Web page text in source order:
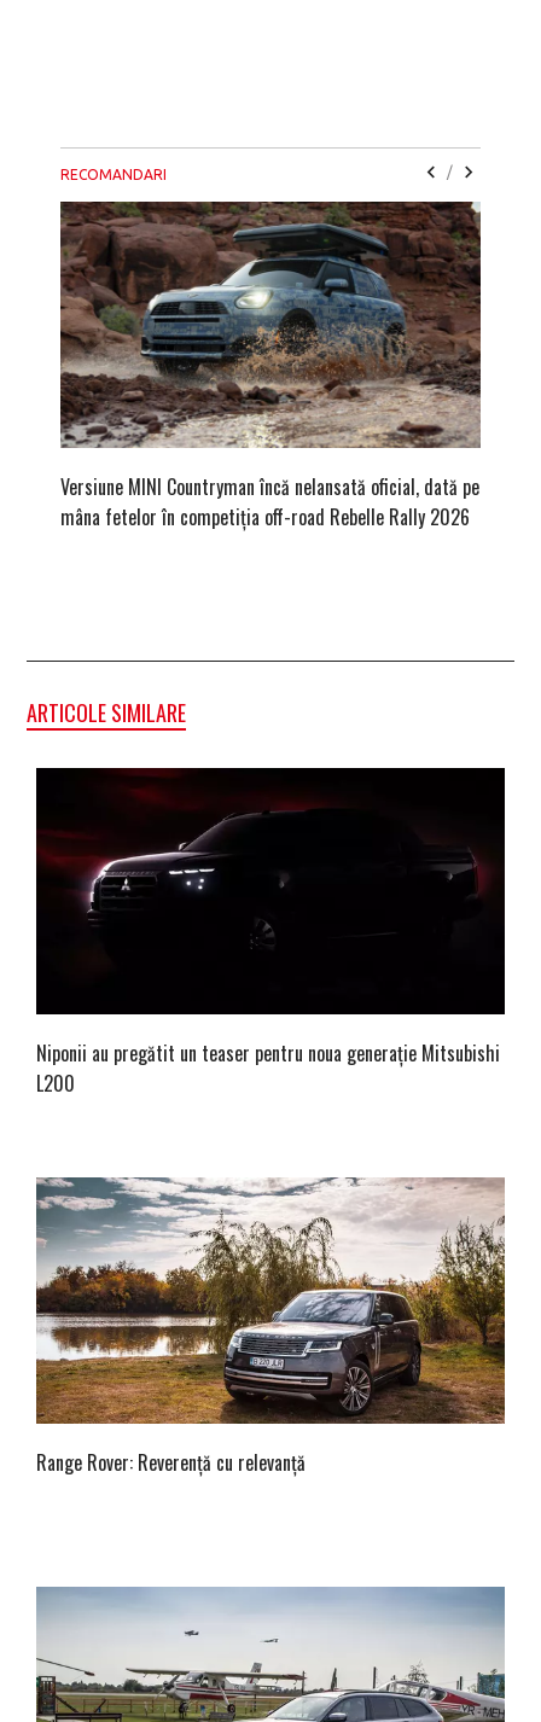
RECOMANDARI /
Versiune MINI Countryman încă nelansată oficial, dată pe
mâna fetelor în competiția off-road Rebelle Rally 2026
ARTICOLE SIMILARE
Niponii au pregătit un teaser pentru noua generație Mitsubishi
L200
Range Rover: Reverență cu relevanță